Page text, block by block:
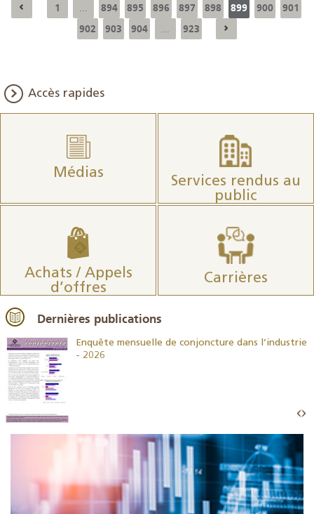
1 894 895 896 897 898 899 900
901
902
903 904 923
Accès rapides
Médias
Services rendus au
public
Achats / Appels
d’offres
Carrières
Dernières publications
Enquête mensuelle de conjoncture dans l’industrie
- 2026